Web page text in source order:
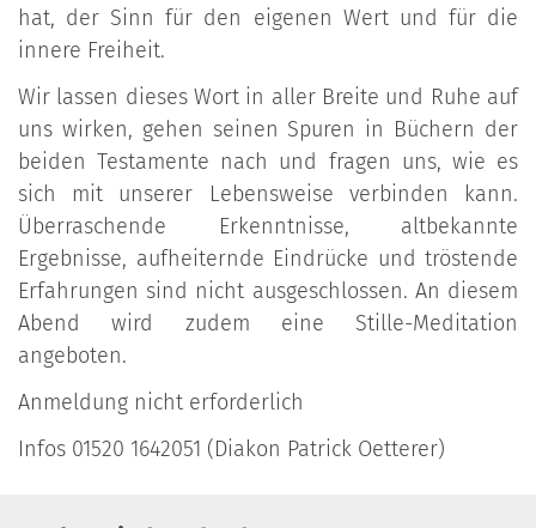
hat, der Sinn für den eigenen Wert und für die
innere Freiheit.
Wir lassen dieses Wort in aller Breite und Ruhe auf
uns wirken, gehen seinen Spuren in Büchern der
beiden Testamente nach und fragen uns, wie es
sich mit unserer Lebensweise verbinden kann.
Überraschende Erkenntnisse, altbekannte
Ergebnisse, aufheiternde Eindrücke und tröstende
Erfahrungen sind nicht ausgeschlossen. An diesem
Abend wird zudem eine Stille-Meditation
angeboten.
Anmeldung nicht erforderlich
Infos 01520 1642051 (Diakon Patrick Oetterer)